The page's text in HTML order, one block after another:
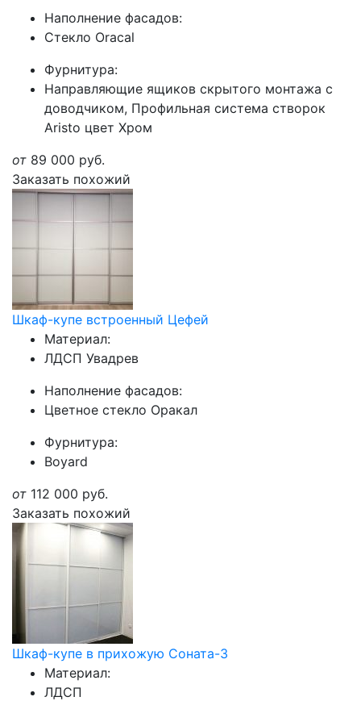
Наполнение фасадов:
Стекло Oracal
Фурнитура:
Направляющие ящиков скрытого монтажа с
доводчиком, Профильная система створок
Aristo цвет Хром
от 89 000 руб.
Заказать похожий
Шкаф-купе встроенный Цефей
Материал:
ЛДСП Увадрев
Наполнение фасадов:
Цветное стекло Оракал
Фурнитура:
Boyard
от 112 000 руб.
Заказать похожий
Шкаф-купе в прихожую Соната-3
Материал:
ЛДСП